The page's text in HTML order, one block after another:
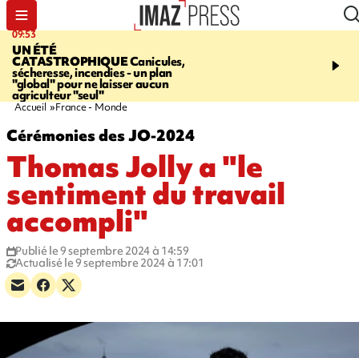
09:53
UN ÉTÉ
CATASTROPHIQUECanicules,
sécheresse, incendies - un plan
"global" pour ne laisser aucun
agriculteur "seul"
12:03
commerciales - 160
pour 10 jours de
Accueil France - Monde
Cérémonies des JO-2024
Thomas Jolly a "le
sentiment du travail
accompli"
Publié le 9 septembre 2024 à 14:59
Actualisé le 9 septembre 2024 à 17:01